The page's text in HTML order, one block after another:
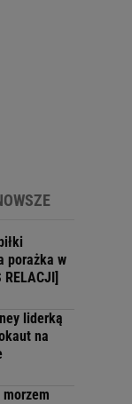
porażka w
liderką
na